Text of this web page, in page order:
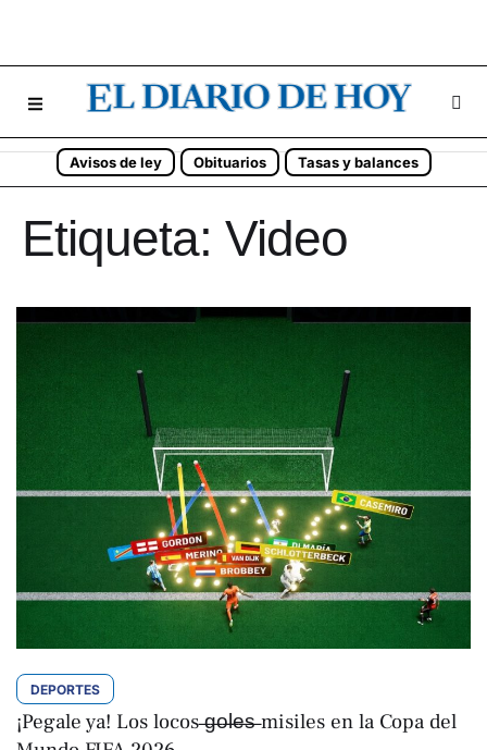
Avisos de ley Obituarios Tasas y balances
Etiqueta: Video
DEPORTES
¡Pegale ya! Los locos ̶g̶o̶l̶e̶s̶ misiles en la Copa del